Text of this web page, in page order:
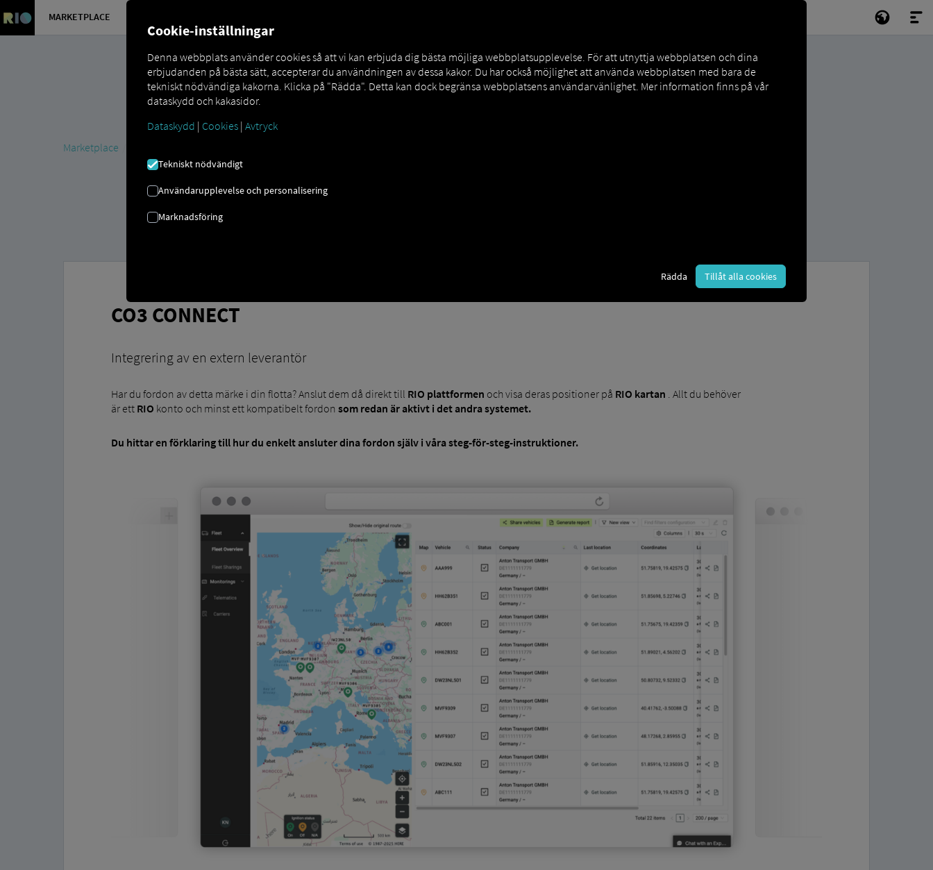
MARKETPLACE
Marketplace
CO3 CONNECT
Integrering av en extern leverantör
Har du fordon av detta märke i din flotta? Anslut dem då direkt till RIO plattformen och visa deras positioner på RIO kartan . Allt du behöver
är ett RIO konto och minst ett kompatibelt fordon som redan är aktivt i det andra systemet.
Du hittar en förklaring till hur du enkelt ansluter dina fordon självi vårasteg-för-steg-instruktioner.
Cookie-inställningar
Denna webbplats använder cookies så att vi kan erbjuda dig bästa möjliga webbplatsupplevelse. För att utnyttja webbplatsen och dina
erbjudanden på bästa sätt, accepterar du användningen av dessa kakor. Du har också möjlighet att använda webbplatsen med bara de
tekniskt nödvändiga kakorna. Klicka på "Rädda". Detta kan dock begränsa webbplatsens användarvänlighet. Mer information finns på vår
dataskydd och kakasidor.
Dataskydd | Cookies | Avtryck
Tekniskt nödvändigt
Användarupplevelse och personalisering
Marknadsföring
Rädda Tillåt alla cookies